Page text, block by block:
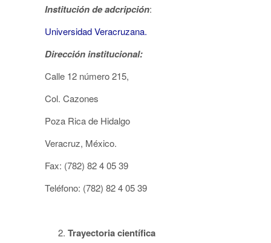
Institución de adcripción:
Universidad Veracruzana.
Dirección institucional:
Calle 12 número 215,
Col. Cazones
Poza Rica de Hidalgo
Veracruz, México.
Fax: (782) 82 4 05 39
Teléfono: (782) 82 4 05 39
Trayectoria científica